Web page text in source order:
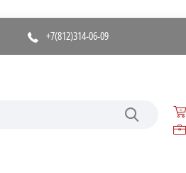
+7(812)314-06-09